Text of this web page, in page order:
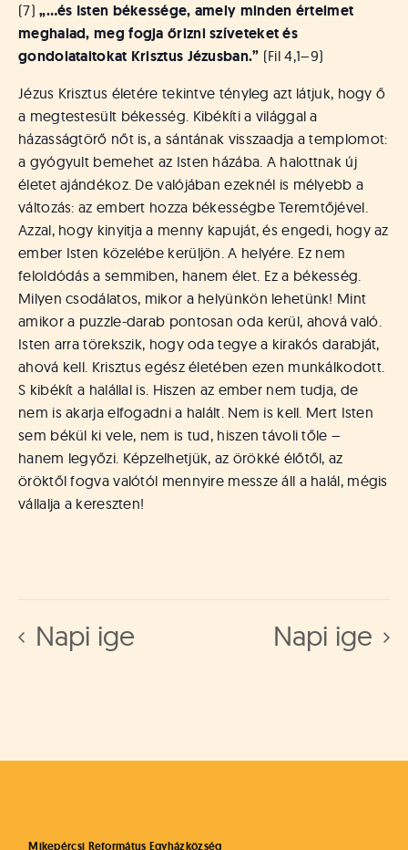
(7)„…és Isten békessége, amely minden értelmet
meghalad, meg fogja őrizni szíveteket és
gondolataitokat Krisztus Jézusban.” (Fil 4,1–9)
Jézus Krisztus életére tekintve tényleg azt látjuk, hogy ő
a megtestesült békesség. Kibékíti a világgal a
házasságtörő nőt is, a sántának visszaadja a templomot:
a gyógyult bemehet az Isten házába. A halottnak új
életet ajándékoz. De valójában ezeknél is mélyebb a
változás: az embert hozza békességbe Teremtőjével.
Azzal, hogy kinyitja a menny kapuját, és engedi, hogy az
ember Isten közelébe kerüljön. A helyére. Ez nem
feloldódás a semmiben, hanem élet. Ez a békesség.
Milyen csodálatos, mikor a helyünkön lehetünk! Mint
amikor a puzzle-darab pontosan oda kerül, ahová való.
Isten arra törekszik, hogy oda tegye a kirakós darabját,
ahová kell. Krisztus egész életében ezen munkálkodott.
S kibékít a halállal is. Hiszen az ember nem tudja, de
nem is akarja elfogadni a halált. Nem is kell. Mert Isten
sem békül ki vele, nem is tud, hiszen távoli tőle –
hanem legyőzi. Képzelhetjük, az örökké élőtől, az
öröktől fogva valótól mennyire messze áll a halál, mégis
vállalja a kereszten!
Napi ige Napi ige
Mikepércsi Református Egyházközség